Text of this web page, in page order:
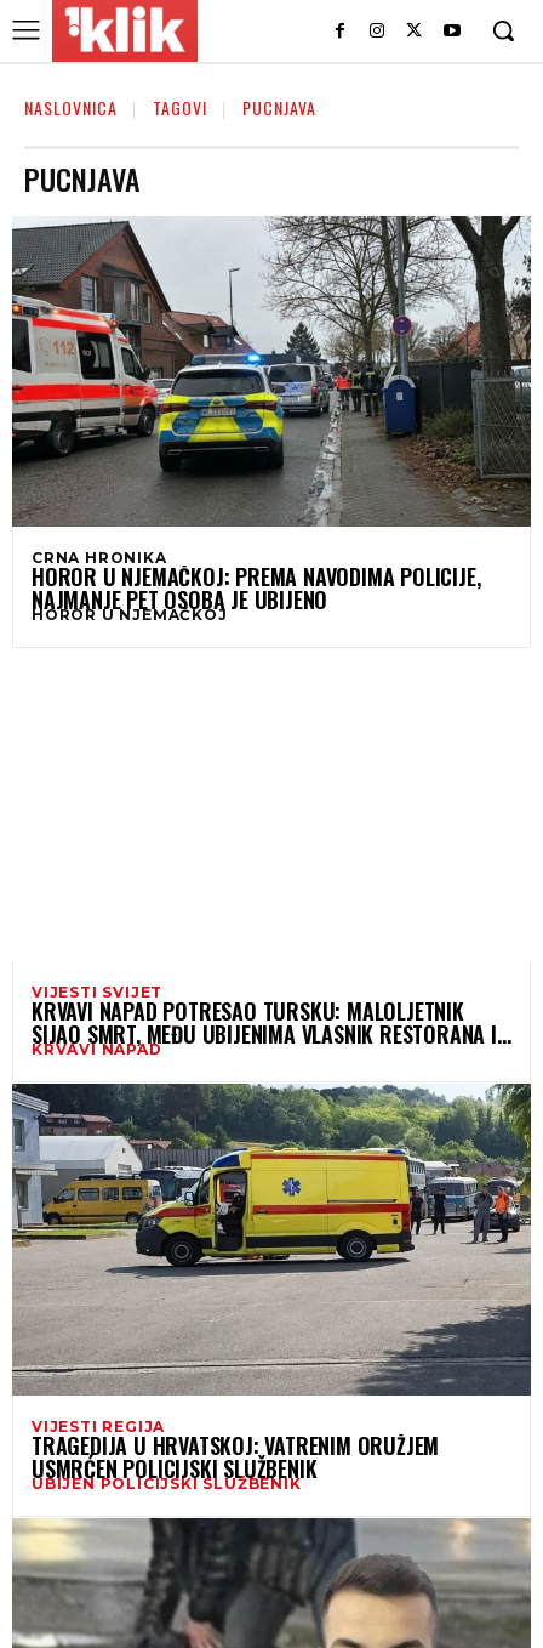
NASLOVNICA TAGOVI PUCNJAVA
PUCNJAVA
CRNA HRONIKA
HOROR U NJEMAČKOJ: PREMA NAVODIMA POLICIJE,
NAJMANJE PET OSOBA JE UBIJENO
HOROR U NJEMAČKOJ
VIJESTI SVIJET
KRVAVI NAPAD POTRESAO TURSKU: MALOLJETNIK
SIJAO SMRT, MEĐU UBIJENIMA VLASNIK RESTORANA I
PASTIR
KRVAVI NAPAD
VIJESTI REGIJA
TRAGEDIJA U HRVATSKOJ: VATRENIM ORUŽJEM
USMRĆEN POLICIJSKI SLUŽBENIK
UBIJEN POLICIJSKI SLUŽBENIK